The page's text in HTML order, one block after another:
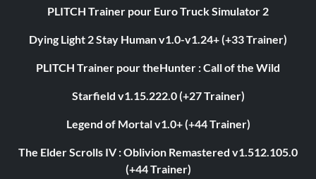
PLITCH Trainer pour Euro Truck Simulator 2
Dying Light 2 Stay Human v1.0-v1.24+ (+33 Trainer)
PLITCH Trainer pour theHunter : Call of the Wild
Starfield v1.15.222.0 (+27 Trainer)
Legend of Mortal v1.0+ (+44 Trainer)
The Elder Scrolls IV : Oblivion Remastered v1.512.105.0
(+44 Trainer)